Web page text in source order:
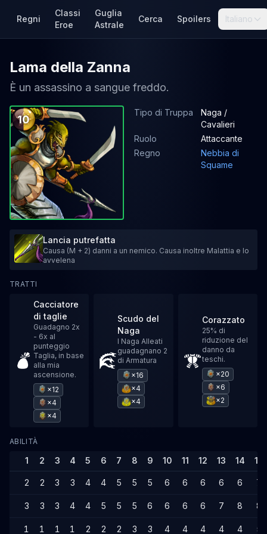
Regni
Classi
Eroe
Guglia
Astrale
Cerca Spoilers Italiano
Lama della Zanna
È un assassino a sangue freddo.
10
Tipo di Truppa
Naga /
Cavalieri
Ruolo
Attaccante
Regno
Nebbia di
Squame
Lancia putrefatta
Causa (M + 2) danni a un nemico. Causa inoltre Malattia e lo
avvelena
TRATTI
Cacciatore
di taglie
Guadagno 2x
- 6x al
punteggio
Taglia, in base
alla mia
ascensione.
×12
×4
×4
Scudo del
Naga
I Naga Alleati
guadagnano 2
di Armatura
×16
×4
×4
Corazzato
25% di
riduzione del
danno da
teschi.
×20
×6
×2
ABILITÀ
1 2 3 4 5 6 7 8 9 10 11 12 13 14 15
2 2 3 3 4 4 5 5 5 6 6 6 6 6 7
3 3 3 4 4 5 5 5 6 6 6 6 7 8 8
1 1 1 1 2 2 2 3 3 4 4 4 4 4 5